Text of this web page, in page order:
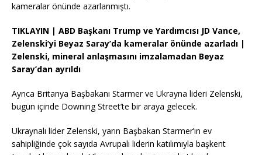
kameralar önünde azarlanmıştı.
TIKLAYIN | ABD Başkanı Trump ve Yardımcısı JD Vance,
Zelenski’yi Beyaz Saray’da kameralar önünde azarladı |
Zelenski, mineral anlaşmasını imzalamadan Beyaz
Saray’dan ayrıldı
Ayrıca Britanya Başbakanı Starmer ve Ukrayna lideri Zelenski,
bugün içinde Downing Street’te bir araya gelecek.
Ukraynalı lider Zelenski, yarın Başbakan Starmer’ın ev
sahipliğinde çok sayıda Avrupalı liderin katılımıyla başkent